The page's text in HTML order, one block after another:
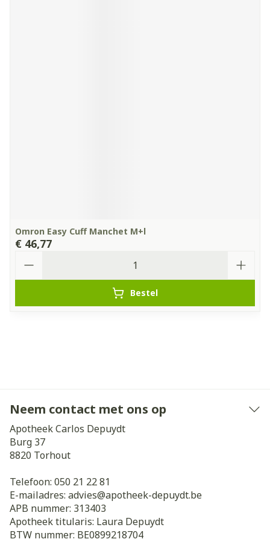
Omron Easy Cuff Manchet M+l
€ 46,77
Bestel
Neem contact met ons op
Apotheek Carlos Depuydt
Burg 37
8820 Torhout
Telefoon: 050 21 22 81
E-mailadres: advies@apotheek-depuydt.be
APB nummer: 313403
Apotheek titularis: Laura Depuydt
BTW nummer: BE0899218704